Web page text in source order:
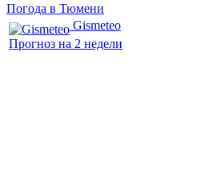
Погода в Тюмени
Gismeteo
Прогноз на 2 недели